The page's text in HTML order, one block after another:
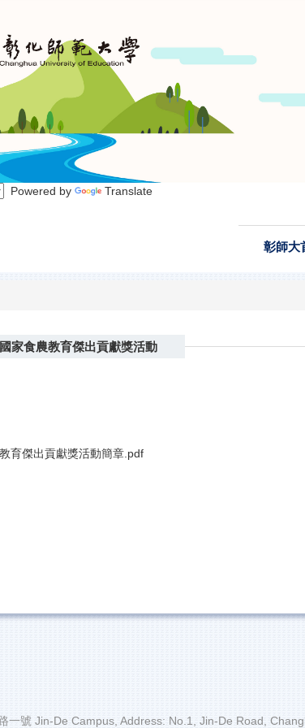
Powered by Translate
彰師大
家食農教育傑出貢獻獎活動
育傑出貢獻獎活動簡章.pdf
一號 Jin-De Campus, Address: No.1, Jin-De Road,